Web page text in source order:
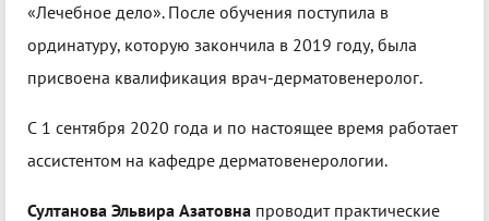
«Лечебное дело». После обучения поступила в
ординатуру, которую закончила в 2019 году, была
присвоена квалификация врач-дерматовенеролог.
С 1 сентября 2020 года и по настоящее время работает
ассистентом на кафедре дерматовенерологии.
Султанова Эльвира Азатовна проводит практические